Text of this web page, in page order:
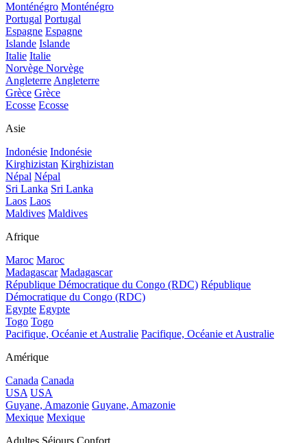
Monténégro Monténégro
Portugal Portugal
Espagne Espagne
Islande Islande
Italie Italie
Norvège Norvège
AngleterreAngleterre
Grèce Grèce
Ecosse Ecosse
Asie
Indonésie Indonésie
Kirghizistan Kirghizistan
Népal Népal
Sri Lanka Sri Lanka
Laos Laos
Maldives Maldives
Afrique
Maroc Maroc
Madagascar Madagascar
République Démocratique du Congo (RDC) République
Démocratique du Congo (RDC)
Egypte Egypte
Togo Togo
Pacifique, Océanie et Australie Pacifique, Océanie et Australie
Amérique
Canada Canada
USA USA
Guyane, Amazonie Guyane, Amazonie
Mexique Mexique